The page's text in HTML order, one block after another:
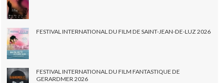
FESTIVAL INTERNATIONAL DU FILM DE SAINT-JEAN-DE-LUZ 2026
FESTIVAL INTERNATIONAL DU FILM FANTASTIQUE DE
GERARDMER 2026